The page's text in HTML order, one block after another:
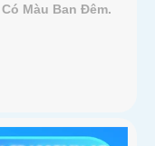
Màu Ban Ðêm.